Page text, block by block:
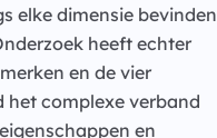
elke dimensie bevinden
heeft echter
en de vier
het complexe verband
en